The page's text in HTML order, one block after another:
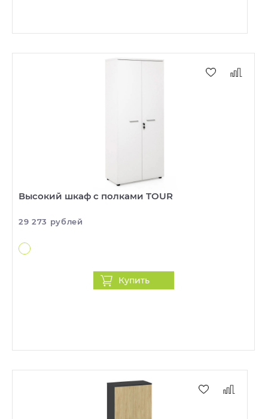
Высокий шкаф с полками TOUR
29 273 рублей
Купить